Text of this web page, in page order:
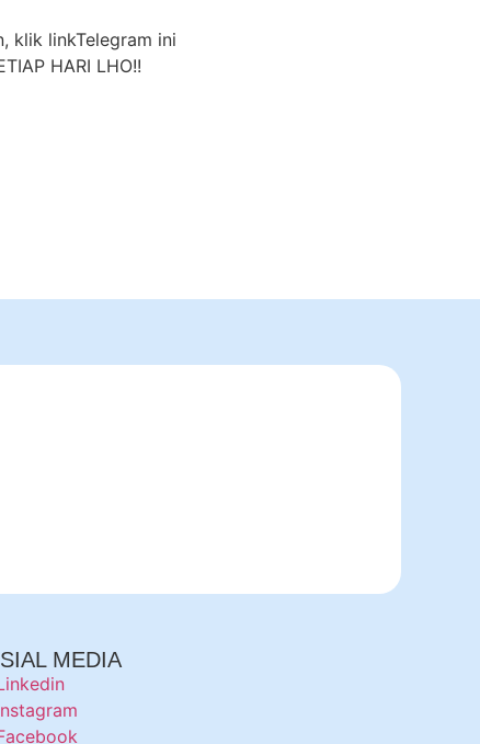
klik linkTelegram ini
HARI LHO!!
MEDIA